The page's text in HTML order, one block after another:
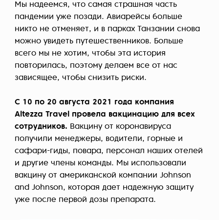
Мы надеемся, что самая страшная часть
пандемии уже позади. Авиарейсы больше
никто не отменяет, и в парках Танзании снова
можно увидеть путешественников. Больше
всего мы не хотим, чтобы эта история
повторилась, поэтому делаем все от нас
зависящее, чтобы снизить риски.
С 10 по 20 августа 2021 года компания
Altezza Travel провела вакцинацию для всех
сотрудников. Вакцину от коронавируса
получили менеджеры, водители, горные и
сафари-гиды, повара, персонал наших отелей
и другие члены команды. Мы использовали
вакцину от американской компании Johnson
and Johnson, которая дает надежную защиту
уже после первой дозы препарата.